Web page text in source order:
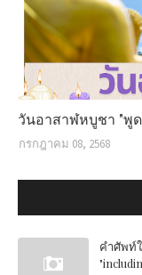
วันอาสาฬหบูชา "พู
กรกฎาคม 08, 2568
คำศัพท์